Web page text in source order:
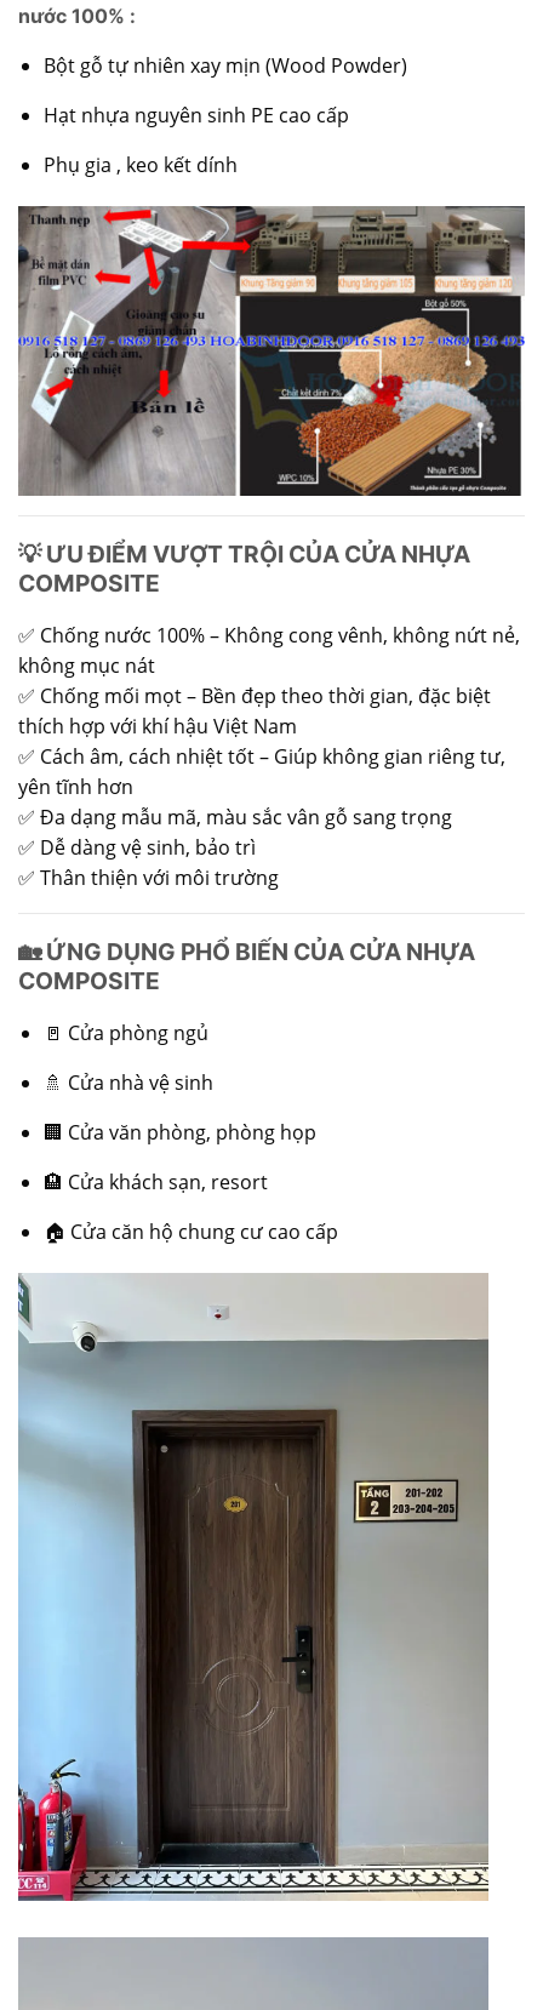
nước 100% :
Bột gỗ tự nhiên xay mịn (Wood Powder)
Hạt nhựa nguyên sinh PE cao cấp
Phụ gia , keo kết dính
💡 ƯU ĐIỂM VƯỢT TRỘI CỦA CỬA NHỰA
COMPOSITE
✅ Chống nước 100% – Không cong vênh, không nứt nẻ,
không mục nát
✅ Chống mối mọt – Bền đẹp theo thời gian, đặc biệt
thích hợp với khí hậu Việt Nam
✅ Cách âm, cách nhiệt tốt – Giúp không gian riêng tư,
yên tĩnh hơn
✅ Đa dạng mẫu mã, màu sắc vân gỗ sang trọng
✅ Dễ dàng vệ sinh, bảo trì
✅ Thân thiện với môi trường
🏡 ỨNG DỤNG PHỔ BIẾN CỦA CỬA NHỰA
COMPOSITE
🚪 Cửa phòng ngủ
🚿 Cửa nhà vệ sinh
🏢 Cửa văn phòng, phòng họp
🏨 Cửa khách sạn, resort
🏠 Cửa căn hộ chung cư cao cấp